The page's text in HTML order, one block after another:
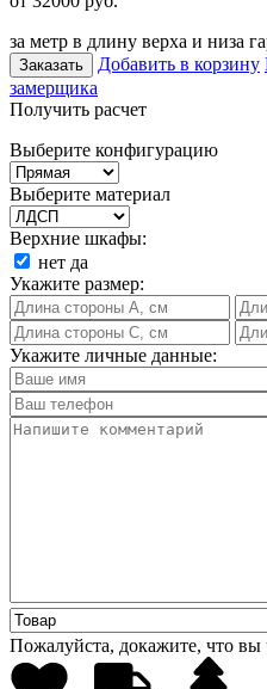
за метр в длину верха и низа
Заказать Добавить в корзину
замерщика
Получить расчет
Выберите конфигурацию
Выберите материал
Верхние шкафы:
нет да
Укажите размер:
Укажите личные данные:
Пожалуйста, докажите, что вы